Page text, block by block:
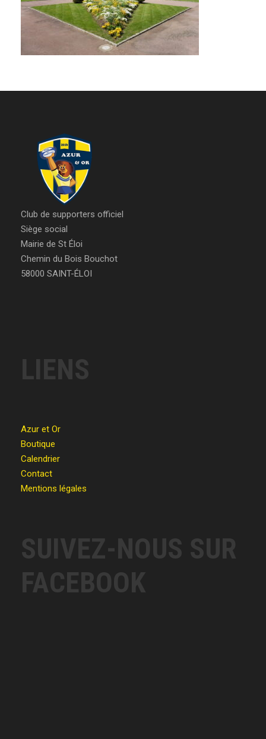
Club de supporters officiel
Siège social
Mairie de St Éloi
Chemin du Bois Bouchot
58000 SAINT-ÉLOI
LIENS
Azur et Or
Boutique
Calendrier
Contact
Mentions légales
SUIVEZ-NOUS SUR
FACEBOOK